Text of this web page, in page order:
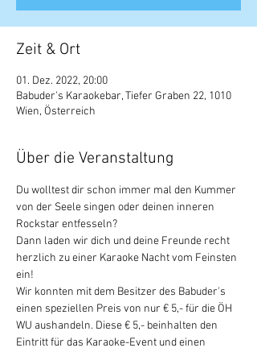
Zeit & Ort
01. Dez. 2022, 20:00
Babuder's Karaokebar, Tiefer Graben 22, 1010
Wien, Österreich
Über die Veranstaltung
Du wolltest dir schon immer mal den Kummer
von der Seele singen oder deinen inneren
Rockstar entfesseln?
Dann laden wir dich und deine Freunde recht
herzlich zu einer Karaoke Nacht vom Feinsten
ein!
Wir konnten mit dem Besitzer des Babuder's
einen speziellen Preis von nur € 5,- für die ÖH
WU aushandeln. Diese € 5,- beinhalten den
Eintritt für das Karaoke-Event und einen